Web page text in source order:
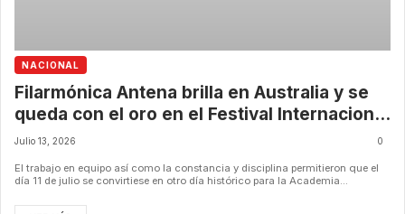
NACIONAL
Filarmónica Antena brilla en Australia y se
queda con el oro en el Festival Internacional
de la Música
Julio 13, 2026 0
El trabajo en equipo así como la constancia y disciplina permitieron que el
día 11 de julio se convirtiese en otro día histórico para la Academia...